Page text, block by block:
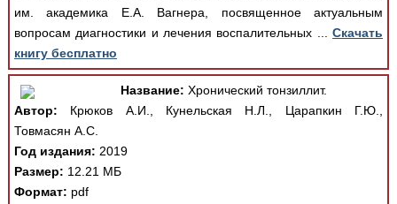
им. академика Е.А. Вагнера, посвященное актуальным
вопросам диагностики и лечения воспалительных ...Скачать
книгу бесплатно
Название: Хронический тонзиллит.
Автор: Крюков А.И., Кунельская Н.Л., Царапкин Г.Ю.,
Товмасян А.С.
Год издания: 2019
Размер: 12.21 МБ
Формат: pdf